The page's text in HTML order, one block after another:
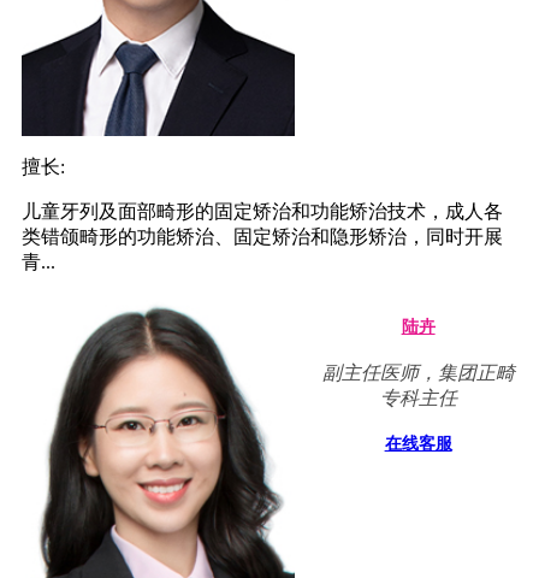
擅长:
儿童牙列及面部畸形的固定矫治和功能矫治技术，成人各
类错颌畸形的功能矫治、固定矫治和隐形矫治，同时开展
青...
陆卉
副主任医师，集团正畸
专科主任
在线客服